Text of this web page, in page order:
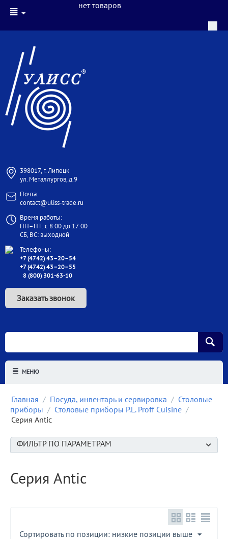
398017, г. Липецк
ул. Металлургов, д.9
Почта:
contact@uliss-trade.ru
Время работы:
ПН–ПТ: с 8:00 до 17:00
СБ, ВС: выходной
Телефоны:
+7 (4742) 43–20–54
+7 (4742) 43–20–55
8 (800) 301-63-10
Заказать звонок
нет товаров
МЕНЮ
Главная / Посуда, инвентарь и сервировка / Столовые
приборы / Столовые приборы P.L. Proff Cuisine /
Серия Antic
ФИЛЬТР ПО ПАРАМЕТРАМ
Серия Antic
Сортировать по позиции: низкие позиции выше